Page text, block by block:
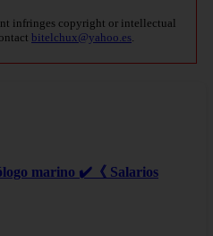
infringes copyright or intellectual
bitelchux@yahoo.es
marino ✔️《 Salarios